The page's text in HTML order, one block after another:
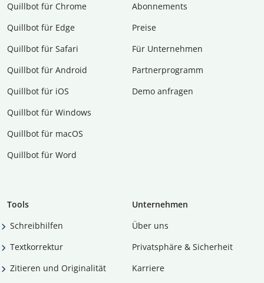
Quillbot für Chrome
Quillbot für Edge
Quillbot für Safari
Quillbot für Android
Quillbot für iOS
Quillbot für Windows
Quillbot für macOS
Quillbot für Word
Abon­ne­ments
Preise
Für Unternehmen
Partnerprogramm
Demo anfragen
Tools
Schreibhilfen
Textkorrektur
Zitieren und Originalität
Unternehmen
Über uns
Privatsphäre & Sicherheit
Karriere